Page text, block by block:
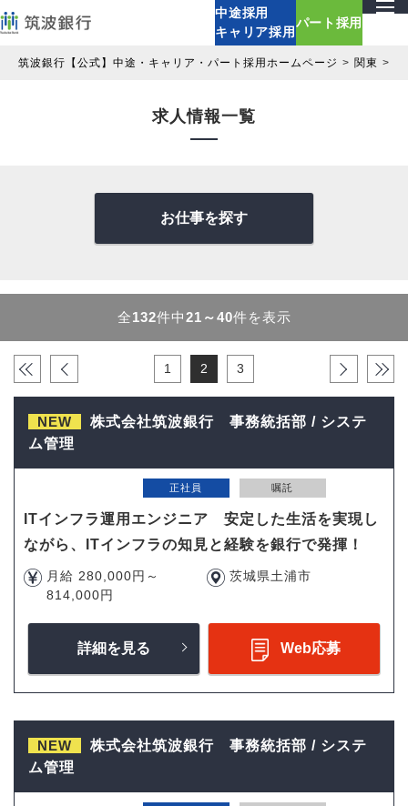
中途採用
キャリア採用
パート採用
筑波銀行【公式】中途・キャリア・パート採用ホームページ 関東
求人情報一覧
お仕事を探す
全132件中21～40件を表示
« ‹ 1 2 3 › »
NEW
株式会社筑波銀行 事務統括部 / システ
ム管理
正社員 嘱託
ITインフラ運用エンジニア 安定した生活を実現し
ながら、ITインフラの知見と経験を銀行で発揮！
月給 280,000円～
814,000円
茨城県土浦市
詳細を見る Web応募
NEW
株式会社筑波銀行 事務統括部 / システ
ム管理